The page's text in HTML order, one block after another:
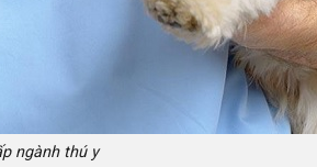
ngành thú y